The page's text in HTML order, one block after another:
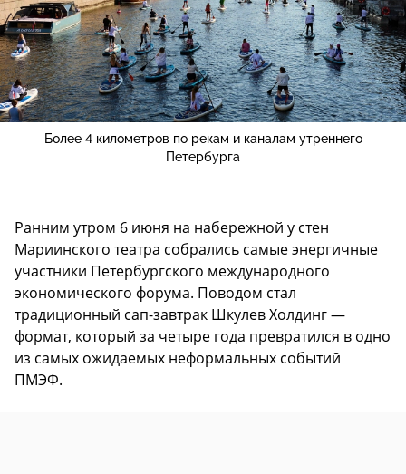
Более 4 километров по рекам и каналам утреннего
Петербурга
Ранним утром 6 июня на набережной у стен
Мариинского театра собрались самые энергичные
участники Петербургского международного
экономического форума. Поводом стал
традиционный сап-завтрак Шкулев Холдинг —
формат, который за четыре года превратился в одно
из самых ожидаемых неформальных событий
ПМЭФ.